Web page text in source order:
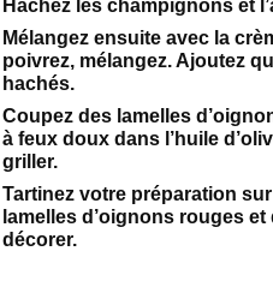
Hachez les champignons et
Mélangez ensuite avec la
poivrez, mélangez. Ajoutez
hachés.
Coupez des lamelles
à feux doux dans l’huile
griller.
Tartinez votre préparation
lamelles d’oignons rouges
décorer.